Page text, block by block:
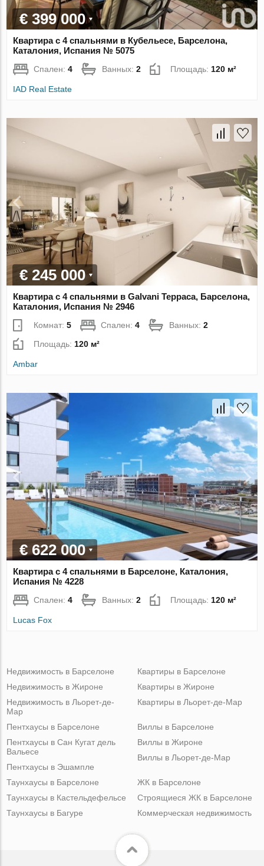
€ 399 000
Квартира с 4 спальнями в Кубельесе, Барселона,
Каталония, Испания № 5075
Спален:4 Ванных:2 Площадь: 120 м²
IAD Real Estate
€ 245 000
Квартира с 4 спальнями в Galvani Терраса, Барселона,
Каталония, Испания № 2946
Комнат:5 Спален:4 Ванных:2
Площадь: 120 м²
Ambar
€ 622 000
Квартира с 4 спальнями в Барселоне, Каталония,
Испания № 4228
Спален:4 Ванных:2 Площадь: 120 м²
Lucas Fox
Недвижимость в Барселоне
Недвижимость в Жироне
Недвижимость в Льорет-де-
Мар
Квартиры в Барселоне
Квартиры в Жироне
Квартиры в Льорет-де-Мар
Пентхаусы в Барселоне
Пентхаусы в Сан Кугат дель
Вальесе
Пентхаусы в Эшампле
Виллы в Барселоне
Виллы в Жироне
Виллы в Льорет-де-Мар
Таунхаусы в Барселоне
Таунхаусы в Кастельдефельсе
Таунхаусы в Багуре
ЖК в Барселоне
Строящиеся ЖК в Барселоне
Коммерческая недвижимость